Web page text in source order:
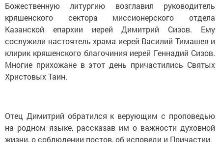
Божественную литургию возглавил руководитель
кряшенского сектора миссионерского отдела
Казанской епархии иерей Димитрий Сизов. Ему
сослужили настоятель храма иерей Василий Тимашев и
клирик кряшенского благочиния иерей Геннадий Сизов.
Многие прихожане в этот день причастились Святых
Христовых Таин.
Отец Димитрий обратился к верующим с проповедью
на родном языке, рассказав им о важности духовной
жизни, о соблюдении постов, об исповеди и Причастии.